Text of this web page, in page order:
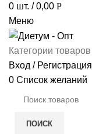
0 шт. / 0,00 Р
Меню
Категории товаров
Вход / Регистрация
0 Список желаний
ПОИСК